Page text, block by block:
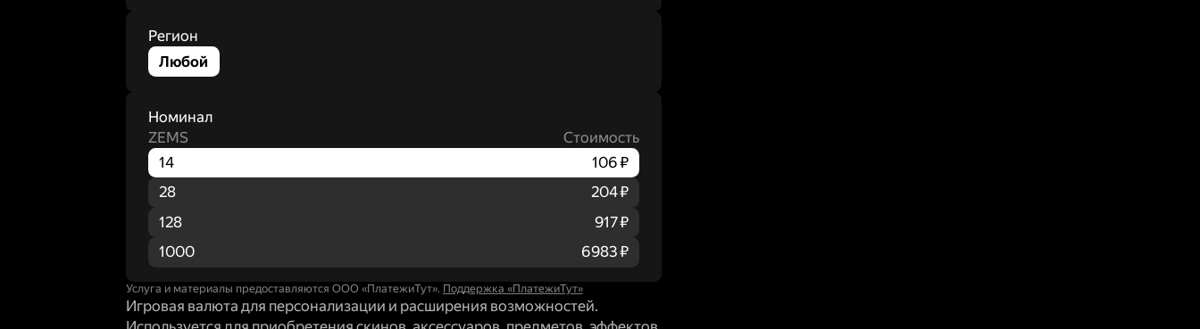
Регион
Любой
Номинал
ZEMS
Стоимость
14
106 ₽
28
204 ₽
128
917 ₽
1000
6983 ₽
Услуга и материалы предоставляются ООО «ПлатежиТут». Поддержка «ПлатежиТут»
Игровая валюта для персонализации и расширения возможностей.